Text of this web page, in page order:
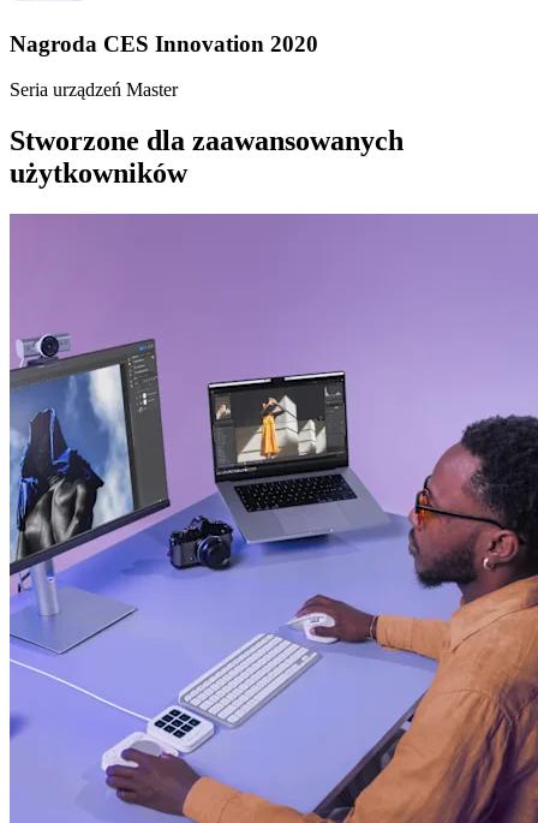
Nagroda CES Innovation 2020
Seria urządzeń Master
Stworzone dla zaawansowanych
użytkowników